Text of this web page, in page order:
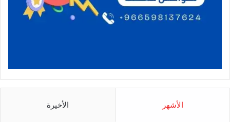
الأشهر الأخيرة